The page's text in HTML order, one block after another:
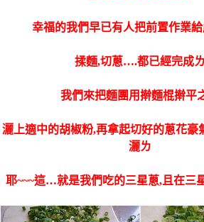
幸福的我們早已有人把前置作業
揉麵,切蔥….都已經完成ㄌ
我們來把麵團用擀麵棍擀平
灑上適中的胡椒粉,再拿起切好的蔥花豪
灑ㄌ
耶~~~這…就是我們吃的三星蔥,且在三